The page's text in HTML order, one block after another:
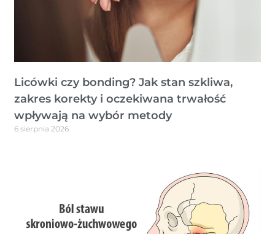
Licówki czy bonding? Jak stan szkliwa,
zakres korekty i oczekiwana trwałość
wpływają na wybór metody
6 sierpnia 2026